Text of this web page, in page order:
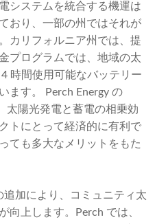
システムを統合する機運は
おり、一部の州ではそれが
カリフォルニア州では、提
プログラムでは、地域の太
時間使用可能なバッテリー
ます。 Perch Energy の
太陽光発電と蓄電の相乗効
トにとって経済的に有利で
ても多大なメリットをもた
加により、コミュニティ太
向上します。Perch では、